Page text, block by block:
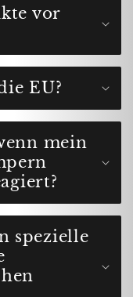
vor
EU?
mein
spezielle